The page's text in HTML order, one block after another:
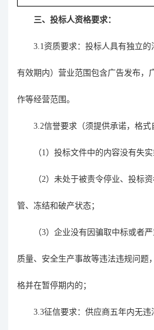
三、投标人资格要求：
3.1 资质要求：投标人具有独立
有效期内）营业范围包含广告发布，
作等经营范围 。
3.2信誉要求（须提供承诺， 格式
（1）投标文件中的内容没有失实
（2）未处于被责令停业、投标
管、冻结和破产状态；
（3）企业没有因骗取中标或者
质量、安全生产事故等违法违规问题
格并在暂停期内的；
3.3征信要求：供应商五年内无